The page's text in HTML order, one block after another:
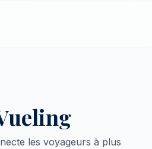
les voyageurs à plus